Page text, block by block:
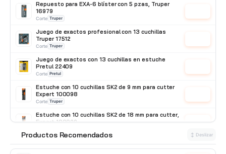
Repuesto para EXA-6 blíster con 5 pzas, Truper
16979
Corte Truper
Juego de exactos profesional con 13 cuchillas
Truper 17512
Corte Truper
Juego de exactos con 13 cuchillas en estuche
Pretul 22409
Corte Pretul
Estuche con 10 cuchillas SK2 de 9 mm para cutter
Expert 100098
Corte Truper
Estuche con 10 cuchillas SK2 de 18 mm para cutter,
Expert 100099
Cotizar
Estuche con 10 cuchillas SK4 de 9 mm para cutter
Truper 16962
Cotizar
Productos Recomendados ↕ Deslizar